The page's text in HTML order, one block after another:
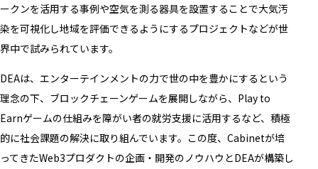
ークンを活用する事例や空気を測る器具を設置することで大気汚
染を可視化し地域を評価できるようにするプロジェクトなどが世
界中で試みられています。
DEAは、エンターテインメントの力で世の中を豊かにするという
理念の下、ブロックチェーンゲームを展開しながら、Play to
Earnゲームの仕組みを障がい者の就労支援に活用するなど、積極
的に社会課題の解決に取り組んでいます。この度、Cabinetが培
ってきたWeb3プロダクトの企画・開発のノウハウとDEAが構築し